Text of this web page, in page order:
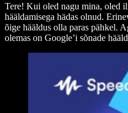
Tere! Kui oled nagu mina, oled
hääldamisega hädas olnud.
õige hääldus olla paras pähkel.
olemas on Google’i sõnade